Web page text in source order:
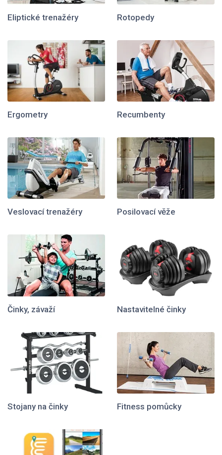
Eliptické trenažéry Rotopedy
Ergometry Recumbenty
Veslovací trenažéry Posilovací věže
Činky, závaží Nastavitelné činky
Stojany na činky Fitness pomůcky